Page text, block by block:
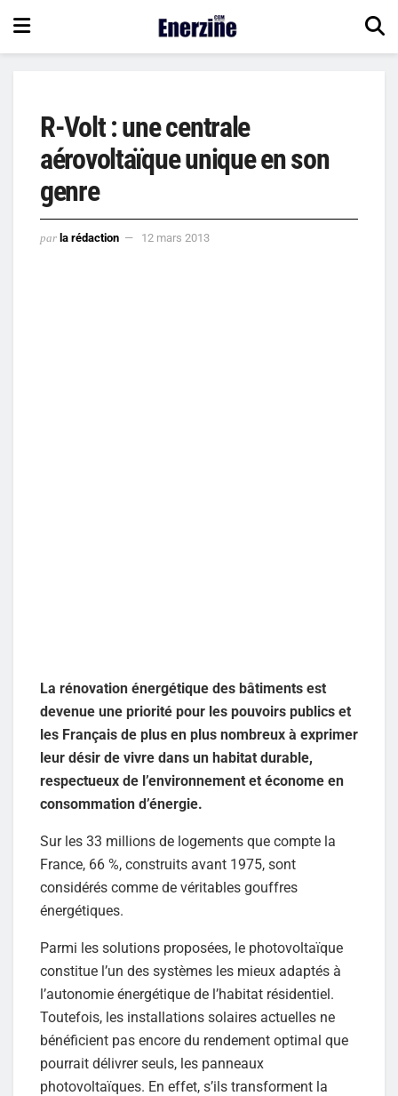
R-Volt : une centrale
aérovoltaïque unique en son
genre
par la rédaction 12 mars 2013
La rénovation énergétique des bâtiments est
devenue une priorité pour les pouvoirs publics et
les Français de plus en plus nombreux à exprimer
leur désir de vivre dans un habitat durable,
respectueux de l’environnement et économe en
consommation d’énergie.
Sur les 33 millions de logements que compte la
France, 66 %, construits avant 1975, sont
considérés comme de véritables gouffres
énergétiques.
Parmi les solutions proposées, le photovoltaïque
constitue l’un des systèmes les mieux adaptés à
l’autonomie énergétique de l’habitat résidentiel.
Toutefois, les installations solaires actuelles ne
bénéficient pas encore du rendement optimal que
pourrait délivrer seuls, les panneaux
photovoltaïques. En effet, s’ils transforment la